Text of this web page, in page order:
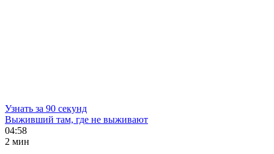
Узнать за 90 секунд
Выживший там, где не выживают
04:58
2 мин